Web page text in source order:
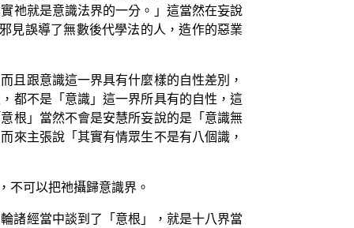
祂就是意識法界的一分。」這當然在妄說
見誤導了無數後代學法的人，造作的惡業
且跟意識這一界具有什麼樣的自性差別，
都不是「意識」這一界所具有的自性，這
根」當然不會是安慧所妄說的是「意識無
來主張說「其實有情眾生不是有八個識，
不可以把祂攝歸意識界。
諸經當中談到了「意根」，就是十八界當